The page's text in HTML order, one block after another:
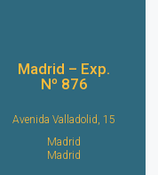
Madrid – Exp.
Nº 876
Avenida Valladolid, 15
Madrid
Madrid